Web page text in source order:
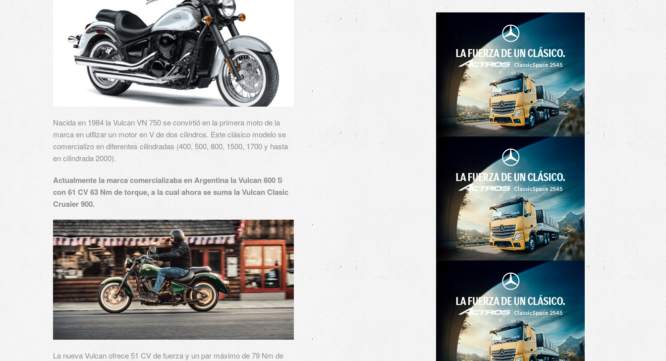
Nacida en 1984 la Vulcan VN 750 se convirtió en la primera moto de la
marca en utilizar un motor en V de dos cilindros. Este clásico modelo se
comercializo en diferentes cilindradas (400, 500, 800, 1500, 1700 y hasta
en cilindrada 2000).
Actualmente la marca comercializaba en Argentina la Vulcan 600 S
con 61 CV 63 Nm de torque, a la cual ahora se suma la Vulcan Clasic
Crusier 900.
La nueva Vulcan ofrece 51 CV de fuerza y un par máximo de 79 Nm de